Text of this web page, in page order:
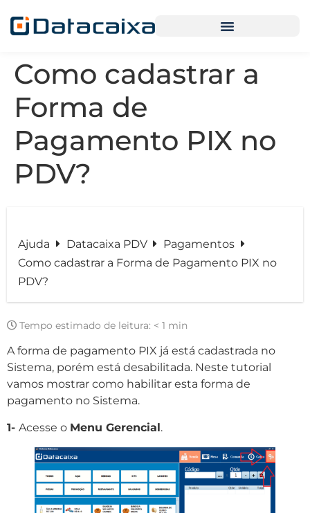
Como cadastrar a
Forma de
Pagamento PIX no
PDV?
Ajuda Datacaixa PDV
Pagamentos
Como cadastrar a Forma de Pagamento PIX no
PDV?
Tempo estimado de leitura: < 1 min
A forma de pagamento PIX já está cadastrada no
Sistema, porém está desabilitada. Neste tutorial
vamos mostrar como habilitar esta forma de
pagamento no Sistema.
1- Acesse o Menu Gerencial.